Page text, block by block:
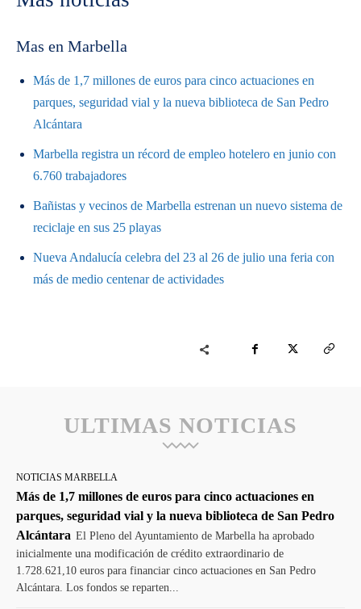
Mas en Marbella
Más de 1,7 millones de euros para cinco actuaciones en
parques, seguridad vial y la nueva biblioteca de San Pedro
Alcántara
Marbella registra un récord de empleo hotelero en junio con
6.760 trabajadores
Bañistas y vecinos de Marbella estrenan un nuevo sistema de
reciclaje en sus 25 playas
Nueva Andalucía celebra del 23 al 26 de julio una feria con
más de medio centenar de actividades
ULTIMAS NOTICIAS
NOTICIAS MARBELLA
Más de 1,7 millones de euros para cinco actuaciones en
parques, seguridad vial y la nueva biblioteca de San Pedro
Alcántara El Pleno del Ayuntamiento de Marbella ha aprobado
inicialmente una modificación de crédito extraordinario de
1.728.621,10 euros para financiar cinco actuaciones en San Pedro
Alcántara. Los fondos se reparten...